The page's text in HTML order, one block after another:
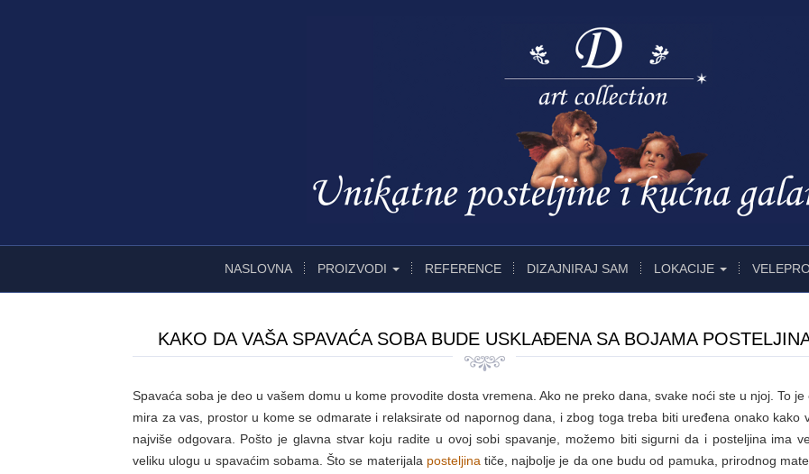
NASLOVNA PROIZVODI REFERENCE DIZAJNIRAJ SAM LOKACIJE
KAKO DA VAŠA SPAVAĆA SOBA BUDE USKLAĐENA SA BOJAMA
Spavaća soba je deo u vašem domu u kome provodite dosta vremena. Ako ne preko dana, svake noći ste u njoj. To je
mira za vas, prostor u kome se odmarate i relaksirate od napornog dana, i zbog toga treba biti uređena onako kako
najviše odgovara. Pošto je glavna stvar koju radite u ovoj sobi spavanje, možemo biti sigurni da i posteljina ima
veliku ulogu u spavaćim sobama. Što se materijala posteljina tiče, najbolje je da one budu od pamuka, prirodnog